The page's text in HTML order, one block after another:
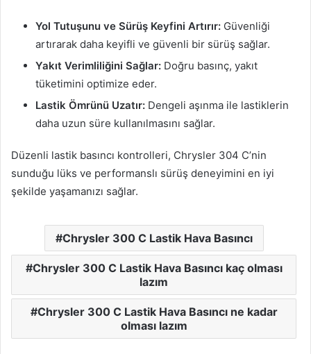
Yol Tutuşunu ve Sürüş Keyfini Artırır: Güvenliği
artırarak daha keyifli ve güvenli bir sürüş sağlar.
Yakıt Verimliliğini Sağlar: Doğru basınç, yakıt
tüketimini optimize eder.
Lastik Ömrünü Uzatır: Dengeli aşınma ile lastiklerin
daha uzun süre kullanılmasını sağlar.
Düzenli lastik basıncı kontrolleri, Chrysler 304 C’nin
sunduğu lüks ve performanslı sürüş deneyimini en iyi
şekilde yaşamanızı sağlar.
Chrysler 300 C Lastik Hava Basıncı
Chrysler 300 C Lastik Hava Basıncı kaç olması
lazım
Chrysler 300 C Lastik Hava Basıncı ne kadar
olması lazım